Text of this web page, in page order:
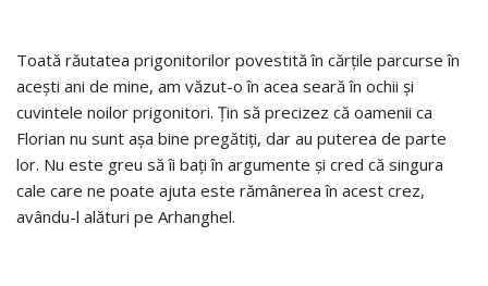
Toată răutatea prigonitorilor povestită în cărțile parcurse în
acești ani de mine, am văzut-o în acea seară în ochii și
cuvintele noilor prigonitori. Țin să precizez că oamenii ca
Florian nu sunt așa bine pregătiți, dar au puterea de parte
lor. Nu este greu să îi bați în argumente și cred că singura
cale care ne poate ajuta este rămânerea în acest crez,
avându-l alături pe Arhanghel.